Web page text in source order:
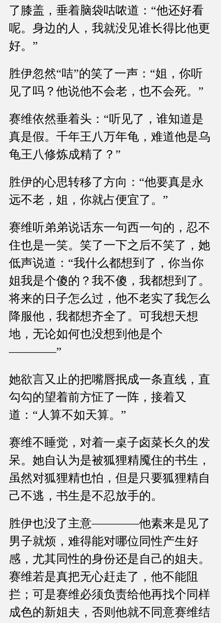
了膝盖，垂着脑袋咕哝道：“他还好看
呢。身边的人，我就没见谁长得比他更
好。”
胜伊忽然“咭”的笑了一声：“姐，你听
见了吗？他说他不会老，也不会死。”
赛维依然垂着头：“听见了，谁知道是
真是假。千年王八万年龟，难道他是乌
龟王八修炼成精了？”
胜伊的心思转移了方向：“他要真是永
远不老，姐，你就占便宜了。”
赛维听弟弟说话东一句西一句的，忍不
住也是一笑。笑了一下之后不笑了，她
低声说道：“我什么都想到了，你当你
姐我是个傻的？我不傻，我都想到了。
将来的日子怎么过，他不老实了我怎么
降服他，我都想齐全了。可我想天想
地，无论如何也没想到他是个
————”
她欲言又止的把嘴唇抿成一条直线，直
勾勾的望着前方怔了一阵，接着又
道：“人算不如天算。”
赛维不睡觉，对着一桌子卤菜长久的发
呆。她自认为是被狐狸精魇住的书生，
虽然对狐狸精也怕，但是只要狐狸精自
己不逃，书生是不忍放手的。
胜伊也没了主意————他素来是见了
男子就烦，难得能对哪位同性产生好
感，尤其同性的身份还是自己的姐夫。
赛维若是真把无心赶走了，他不能阻
拦；可是赛维必须负责给他再找个同样
成色的新姐夫，否则他就不同意赛维结